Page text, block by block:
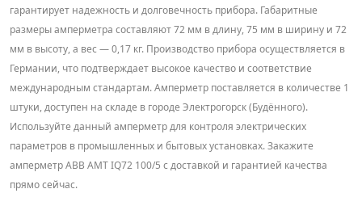
гарантирует надежность и долговечность прибора. Габаритные
размеры амперметра составляют 72 мм в длину, 75 мм в ширину и 72
мм в высоту, а вес — 0,17 кг. Производство прибора осуществляется в
Германии, что подтверждает высокое качество и соответствие
международным стандартам. Амперметр поставляется в количестве 1
штуки, доступен на складе в городе Электрогорск (Будённого).
Используйте данный амперметр для контроля электрических
параметров в промышленных и бытовых установках. Закажите
амперметр ABB AMT IQ72 100/5 с доставкой и гарантией качества
прямо сейчас.